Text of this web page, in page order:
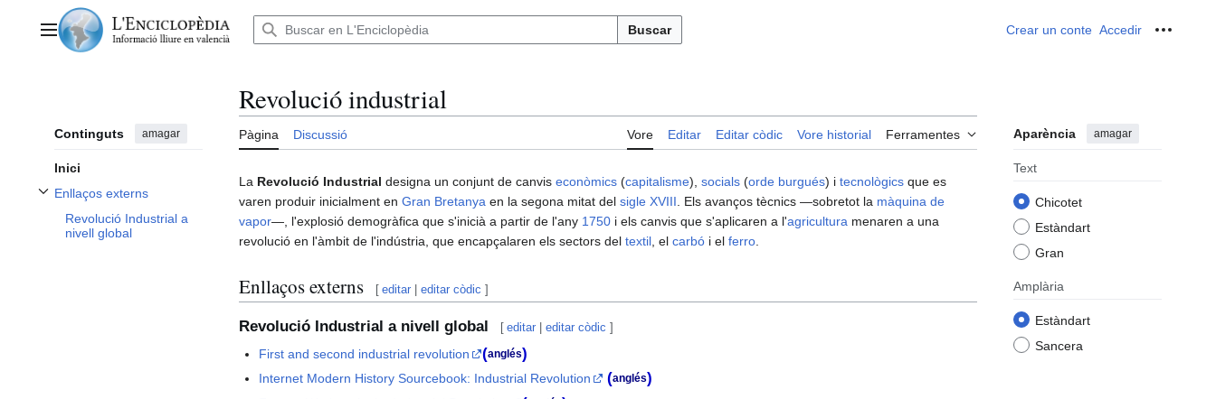
contingutMenú principal Buscar Crear un conte Accedir
Continguts amagar
Inici
Enllaços externs
Alternar subsecció Enllaços externs
Revolució Industrial a
nivell global
Revolució industrial
Pàgina Discussió Vore Editar Editar còdic Vore historial Ferramentes Aparència amagar
Text
Chicotet
Estàndart
Gran
Amplària
Estàndart
Sancera
La Revolució Industrial designa un conjunt de canvis econòmics (capitalisme), socials (orde burgués) i tecnològics que es
varen produir inicialment en Gran Bretanya en la segona mitat del sigle XVIII . Els avanços tècnics —sobretot la màquina de
vapor—, l'explosió demogràfica que s'inicià a partir de l'any 1750 i els canvis que s'aplicaren a l'agricultura menaren a una
revolució en l'àmbit de l'indústria, que encapçalaren els sectors del textil , el carbó i el ferro
Enllaços externs [ editar |editar còdic ]
Revolució Industrial a nivell global [ editar |editar còdic ]
First and second industrial revolution (anglés)
Internet Modern History Sourcebook: Industrial Revolution (anglés)